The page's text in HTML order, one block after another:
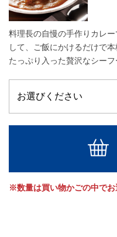
料理長の自慢の手作りカレ
して、ご飯にかけるだけで
たっぷり入った贅沢なシー
※数量は買い物かごの中でお